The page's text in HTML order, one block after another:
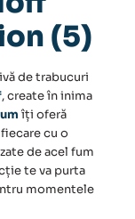
(5)
detrabucuri
, create în inima
îți oferă
cu o
de acel fum
te va purta
momentele